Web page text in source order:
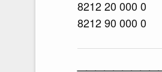
8212 20 000 0
8212 90 000 0